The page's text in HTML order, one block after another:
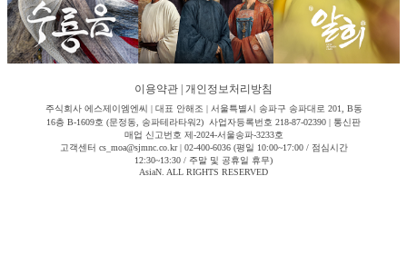
이용약관 개인정보처리방침
주식회사 에스제이엠엔씨 | 대표 안해조 | 서울특별시 송파구 송파대로 201, B동
16층 B-1609호 (문정동, 송파테라타워2) 사업자등록번호 218-87-02390 | 통신판
매업 신고번호 제-2024-서울송파-3233호
고객센터 cs_moa@sjmnc.co.kr | 02-400-6036 (평일 10:00~17:00 / 점심시간
12:30~13:30 / 주말 및 공휴일 휴무)
AsiaN. ALL RIGHTS RESERVED